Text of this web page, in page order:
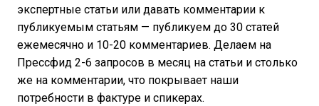
экспертные статьи или давать комментарии к
публикуемым статьям — публикуем до 30 статей
ежемесячно и 10-20 комментариев. Делаем на
Прессфид 2-6 запросов в месяц на статьи и столько
же на комментарии, что покрывает наши
потребности в фактуре и спикерах.